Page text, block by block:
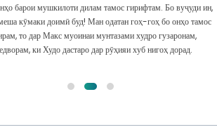
барои мушкилоти дилам тамос гирифтам. Бо вуҷуди ин,
кӯмаки доимӣ буд! Ман одатан гоҳ-гоҳ бо онҳо тамос
то дар Макс муоинаи мунтазами худро гузаронам,
ки Худо дастаро дар рӯҳияи хуб нигоҳ дорад.